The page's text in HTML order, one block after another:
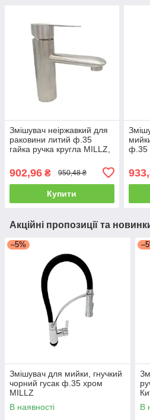
Змішувач неіржавкий для
раковини литий ф.35
гайка ручка кругла MILLZ,
902,96 ₴ 950,48 ₴
Купити
ф.35
Акційні пропозиції та
–5%
Змішувач для мийки, гнучкий
чорний гусак ф.35 хром
MILLZ
В наявності
В